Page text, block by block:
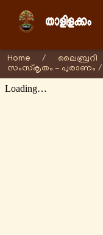
Home / ലൈബ്രറി
സംസ്കൃതം - പുരാണം /